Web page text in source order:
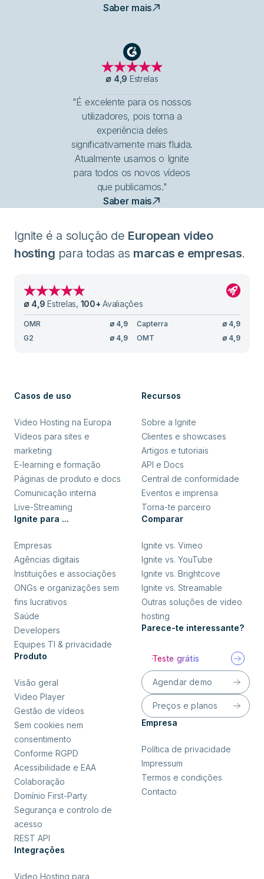
Saber mais
G2
∅ 4,9 Estrelas
"É excelente para os nossos
utilizadores, pois torna a
experiência deles
significativamente mais fluida.
Atualmente usamos o Ignite
para todos os novos vídeos
que publicamos."
Saber mais
Ignite é a solução de European video
hosting para todas as marcas e empresas.
∅ 4,9 Estrelas, 100+ Avaliações
OMR ∅ 4,9 Capterra ∅ 4,9
G2
∅ 4,9 OMT ∅ 4,9
Casos de uso
Video Hosting na Europa
Vídeos para sites e
marketing
E-learning e formação
Páginas de produto e docs
Comunicação interna
Live-Streaming
Ignite para ...
Empresas
Agências digitais
Instituições e associações
ONGs e organizações sem
fins lucrativos
Saúde
Developers
Equipes TI & privacidade
Produto
Visão geral
Video Player
Gestão de vídeos
Sem cookies nem
consentimento
Conforme RGPD
Acessibilidade e EAA
Colaboração
Domínio First-Party
Segurança e controlo de
acesso
REST API
Integrações
Video Hosting para
Recursos
Sobre a Ignite
Clientes e showcases
Artigos e tutoriais
API e Docs
Central de conformidade
Eventos e imprensa
Torna-te parceiro
Comparar
Ignite vs. Vimeo
Ignite vs. YouTube
Ignite vs. Brightcove
Ignite vs. Streamable
Outras soluções de video
hosting
Parece-te interessante?
Teste grátis
Agendar demo
Preços e planos
Empresa
Política de privacidade
Impressum
Termos e condições
Contacto